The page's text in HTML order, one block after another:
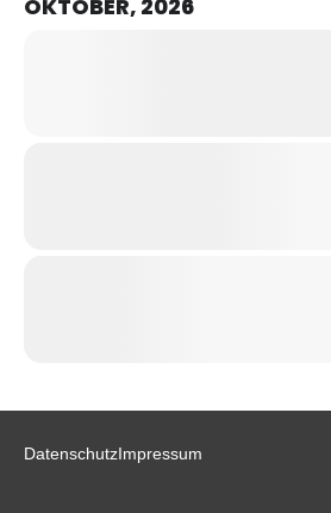
OKTOBER, 2026
DatenschutzImpressum